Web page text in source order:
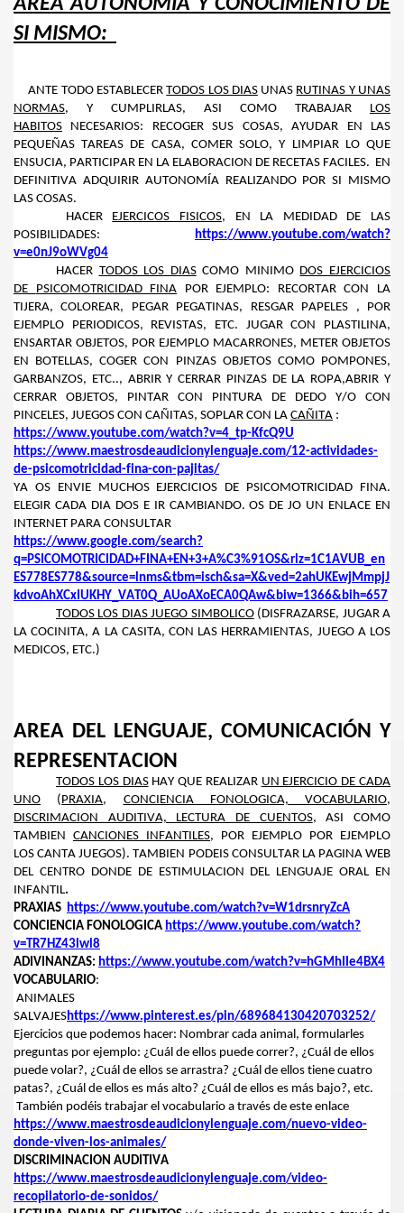
AREA AUTONOMIA Y CONOCIMIENTO DE
SI MISMO:
ANTE TODO ESTABLECERTODOS LOS DIASUNAS RUTINAS Y UNAS
NORMAS, Y CUMPLIRLAS, ASI COMO TRABAJAR LOS
HABITOS NECESARIOS: RECOGER SUS COSAS, AYUDAR EN LAS
PEQUEÑAS TAREAS DE CASA, COMER SOLO, Y LIMPIAR LO QUE
ENSUCIA, PARTICIPAR EN LA ELABORACION DE RECETAS FACILES. EN
DEFINITIVA ADQUIRIR AUTONOMÍA REALIZANDO POR SI MISMO
LAS COSAS.
HACER EJERCICOS FISICOS, EN LA MEDIDAD DE LAS
POSIBILIDADES: https://www.youtube.com/watch?
v=e0nJ9oWVg04
HACER TODOS LOS DIASCOMO MINIMO DOS EJERCICIOS
DE PSICOMOTRICIDAD FINA POR EJEMPLO: RECORTAR CON LA
TIJERA, COLOREAR, PEGAR PEGATINAS, RESGAR PAPELES , POR
EJEMPLO PERIODICOS, REVISTAS, ETC. JUGAR CON PLASTILINA,
ENSARTAR OBJETOS, POR EJEMPLO MACARRONES, METER OBJETOS
EN BOTELLAS, COGER CON PINZAS OBJETOS COMO POMPONES,
GARBANZOS, ETC.., ABRIR Y CERRAR PINZAS DE LA ROPA,ABRIR Y
CERRAR OBJETOS, PINTAR CON PINTURA DE DEDO Y/O CON
PINCELES, JUEGOS CON CAÑITAS, SOPLAR CON LA CAÑITA :
https://www.youtube.com/watch?v=4_tp-KfcQ9U
https://www.maestrosdeaudicionylenguaje.com/12-actividades-
de-psicomotricidad-fina-con-pajitas/
YA OS ENVIE MUCHOS EJERCICIOS DE PSICOMOTRICIDAD FINA.
ELEGIR CADA DIA DOS E IR CAMBIANDO. OS DE JO UN ENLACE EN
INTERNET PARA CONSULTAR
https://www.google.com/search?
q=PSICOMOTRICIDAD+FINA+EN+3+A%C3%91OS&rlz=1C1AVUB_en
ES778ES778&source=lnms&tbm=isch&sa=X&ved=2ahUKEwjMmpjJ
kdvoAhXCxIUKHY_VAT0Q_AUoAXoECA0QAw&biw=1366&bih=657
TODOS LOS DIAS JUEGO SIMBOLICO(DISFRAZARSE, JUGAR A
LA COCINITA, A LA CASITA, CON LAS HERRAMIENTAS, JUEGO A LOS
MEDICOS, ETC.)
AREA DEL LENGUAJE, COMUNICACIÓN Y
REPRESENTACION
TODOS LOS DIASHAY QUE REALIZAR UN EJERCICIO DE CADA
UNO (PRAXIA, CONCIENCIA FONOLOGICA, VOCABULARIO,
DISCRIMACION AUDITIVA, LECTURA DE CUENTOS,ASI COMO
TAMBIEN CANCIONES INFANTILES, POR EJEMPLO POR EJEMPLO
LOS CANTA JUEGOS). TAMBIEN PODEIS CONSULTAR LAPAGINA WEB
DEL CENTRO DONDE DE ESTIMULACION DEL LENGUAJE ORAL EN
INFANTIL.
PRAXIAS https://www.youtube.com/watch?v=W1drsnryZcA
CONCIENCIA FONOLOGICA https://www.youtube.com/watch?
v=TR7HZ43lwl8
ADIVINANZAS: https://www.youtube.com/watch?v=hGMhIIe4BX4
VOCABULARIO:
ANIMALES
SALVAJEShttps://www.pinterest.es/pin/689684130420703252/
Ejercicios que podemos hacer: Nombrar cada animal, formularles
preguntas por ejemplo: ¿Cuál de ellos puede correr?, ¿Cuál de ellos
puede volar?, ¿Cuál de ellos se arrastra? ¿Cuál de ellos tiene cuatro
patas?, ¿Cuál de ellos es más alto? ¿Cuál de ellos es más bajo?, etc.
También podéis trabajar el vocabulario a través de este enlace
https://www.maestrosdeaudicionylenguaje.com/nuevo-video-
donde-viven-los-animales/
DISCRIMINACION AUDITIVA
https://www.maestrosdeaudicionylenguaje.com/video-
recopilatorio-de-sonidos/
SÁNCHEZ